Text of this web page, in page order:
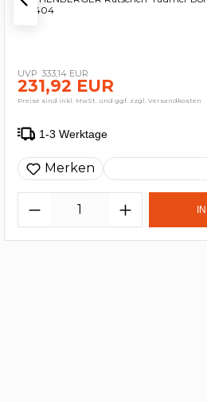
222404
333,14 EUR
231,92 EUR
Preise sind inkl. MwSt. und ggf. zzgl. Versandkosten
1-3 Werktage
Merken